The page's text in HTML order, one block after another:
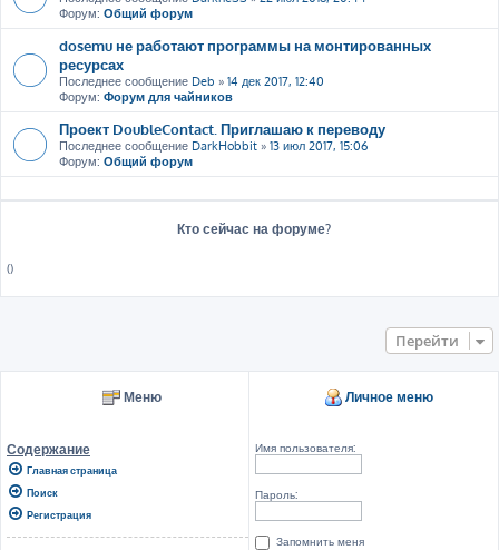
Форум: Общий форум
dosemu не работают программы на монтированных
ресурсах
Последнее сообщение Deb » 14 дек 2017, 12:40
Форум: Форум для чайников
Проект DoubleContact. Приглашаю к переводу
Последнее сообщение DarkHobbit » 13 июл 2017, 15:06
Форум: Общий форум
Кто сейчас на форуме?
()
Перейти
Меню
Содержание
Главная страница
Поиск
Регистрация
Личное меню
Имя пользователя:
Пароль:
Запомнить меня